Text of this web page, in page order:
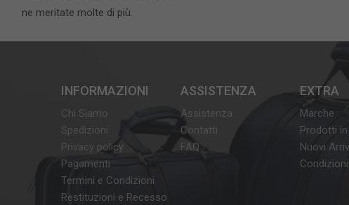
ne meritate molte di più.
INFORMAZIONI
Chi Siamo
Spedizioni
Privacy policy
Pagamenti
Termini e Condizioni
Restituzioni e Recesso
ASSISTENZA
Assistenza
Contatti
FAQ
EXTRA
Marche
Prodotti
Nuovi